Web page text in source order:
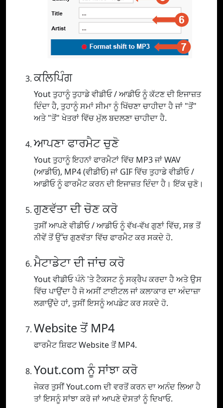
ਕਲਿਪਿੰਗ
Yout ਤੁਹਾਨੂੰ ਤੁਹਾਡੇ ਵੀਡੀਓ / ਆਡੀਓ ਨੂੰ ਕੱਟਣ ਦੀ ਇਜਾਜ਼ਤ
ਦਿੰਦਾ ਹੈ, ਤੁਹਾਨੂੰ ਸਮਾਂ ਸੀਮਾ ਨੂੰ ਖਿੱਚਣਾ ਚਾਹੀਦਾ ਹੈ ਜਾਂ "ਤੋਂ"
ਅਤੇ "ਤੋਂ" ਖੇਤਰਾਂ ਵਿੱਚ ਮੁੱਲ ਬਦਲਣਾ ਚਾਹੀਦਾ ਹੈ.
ਆਪਣਾ ਫਾਰਮੈਟ ਚੁਣੋ
Yout ਤੁਹਾਨੂੰ ਇਹਨਾਂ ਫਾਰਮੈਟਾਂ ਵਿੱਚ MP3 ਜਾਂ WAV
(ਆਡੀਓ), MP4 (ਵੀਡੀਓ) ਜਾਂ GIF ਵਿੱਚ ਤੁਹਾਡੇ ਵੀਡੀਓ /
ਆਡੀਓ ਨੂੰ ਫਾਰਮੈਟ ਕਰਨ ਦੀ ਇਜਾਜ਼ਤ ਦਿੰਦਾ ਹੈ। ਇੱਕ ਚੁਣੋ।
ਗੁਣਵੱਤਾ ਦੀ ਚੋਣ ਕਰੋ
ਤੁਸੀਂ ਆਪਣੇ ਵੀਡੀਓ / ਆਡੀਓ ਨੂੰ ਵੱਖ-ਵੱਖ ਗੁਣਾਂ ਵਿੱਚ, ਸਭ ਤੋਂ
ਨੀਵੇਂ ਤੋਂ ਉੱਚ ਗੁਣਵੱਤਾ ਵਿੱਚ ਫਾਰਮੈਟ ਕਰ ਸਕਦੇ ਹੋ.
ਮੈਟਾਡੇਟਾ ਦੀ ਜਾਂਚ ਕਰੋ
Yout ਵੀਡੀਓ ਪੰਨੇ 'ਤੇ ਟੈਕਸਟ ਨੂੰ ਸਕ੍ਰੈਪ ਕਰਦਾ ਹੈ ਅਤੇ ਉਸ
ਵਿੱਚ ਪਾਉਂਦਾ ਹੈ ਜੋ ਅਸੀਂ ਟਾਈਟਲ ਜਾਂ ਕਲਾਕਾਰ ਦਾ ਅੰਦਾਜ਼ਾ
ਲਗਾਉਂਦੇ ਹਾਂ, ਤੁਸੀਂ ਇਸਨੂੰ ਅਪਡੇਟ ਕਰ ਸਕਦੇ ਹੋ.
Website ਤੋਂ MP4
ਫਾਰਮੈਟ ਸ਼ਿਫਟ Website ਤੋਂ MP4.
Yout.com ਨੂੰ ਸਾਂਝਾ ਕਰੋ
ਜੇਕਰ ਤੁਸੀਂ Yout.com ਦੀ ਵਰਤੋਂ ਕਰਨ ਦਾ ਅਨੰਦ ਲਿਆ ਹੈ
ਤਾਂ ਇਸਨੂੰ ਸਾਂਝਾ ਕਰੋ ਜਾਂ ਆਪਣੇ ਦੋਸਤਾਂ ਨੂੰ ਦਿਖਾਓ.